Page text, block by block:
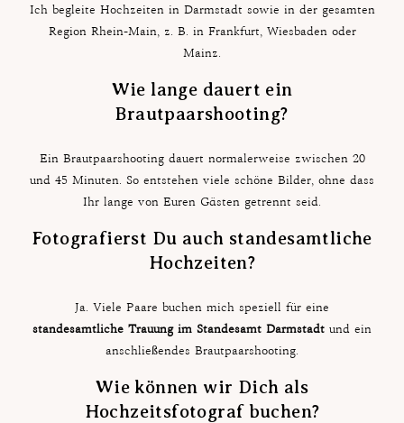
Ich begleite Hochzeiten in Darmstadt sowie in der gesamten
Region Rhein-Main, z. B. in Frankfurt, Wiesbaden oder
Mainz.
Wie lange dauert ein
Brautpaarshooting?
Ein Brautpaarshooting dauert normalerweise zwischen 20
und 45 Minuten. So entstehen viele schöne Bilder, ohne dass
Ihr lange von Euren Gästen getrennt seid.
Fotografierst Du auch standesamtliche
Hochzeiten?
Ja. Viele Paare buchen mich speziell für eine
standesamtliche Trauung im Standesamt Darmstadt und ein
anschließendes Brautpaarshooting.
Wie können wir Dich als
Hochzeitsfotograf buchen?